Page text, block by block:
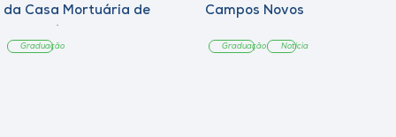
da Casa Mortuária de
Graduação
Campos Novos
Graduação Notícia